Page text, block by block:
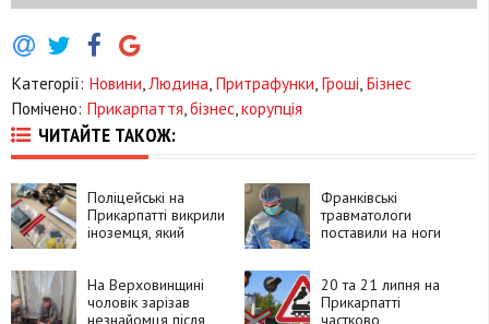
Категорії: Новини,Людина, Притрафунки, Гроші, Бізнес
Помічено: Прикарпаття,бізнес,корупція
ЧИТАЙТЕ ТАКОЖ:
Поліцейські на
Прикарпатті викрили
іноземця, який
Telegram і збував їх
покупцям
Франківські
травматологи
поставили на ноги
операції
На Верховинщині
чоловік зарізав
20 та 21 липня на
Прикарпатті